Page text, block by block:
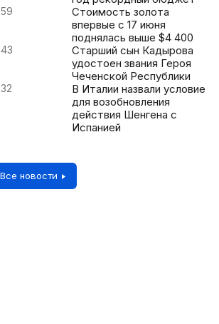
Стоимость золота
впервые с 17 июня
поднялась выше $4 400
Старший сын Кадырова
удостоен звания Героя
Чеченской Республики
В Италии назвали условие
для возобновления
действия Шенгена с
Испанией
Все новости